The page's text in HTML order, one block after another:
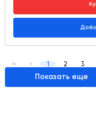
1 2 3
Показать еще